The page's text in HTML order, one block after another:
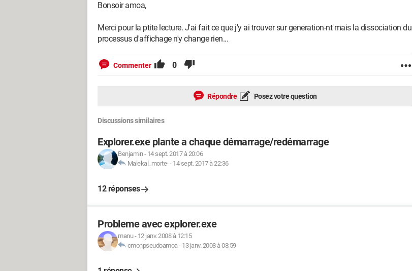
Bonsoir amoa,
Merci pour la ptite lecture. J'ai fait ce que j'y ai trouver sur generation-nt mais la dissociation du
processus d'affichage n'y change rien...
Commenter 0
Répondre Posez votre question
Discussions similaires
Explorer.exe plante a chaque démarrage/redémarrage
Benjamin- 14 sept. 2017 à 20:06
Malekal_morte-- 14 sept. 2017 à 22:36
12 réponses
Probleme avec explorer.exe
manu- 12 janv. 2008 à 12:15
cmonpseudoamoa- 13 janv. 2008 à 08:59